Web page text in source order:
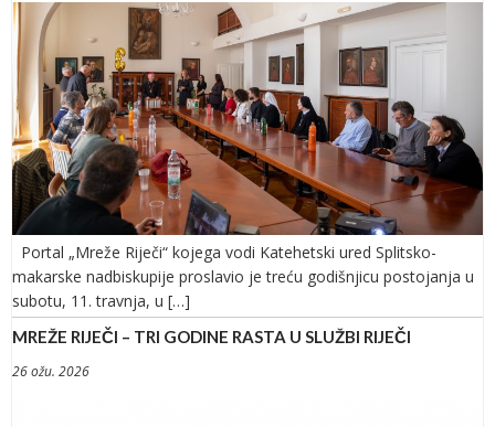
Portal „Mreže Riječi“ kojega vodi Katehetski ured Splitsko-
makarske nadbiskupije proslavio je treću godišnjicu postojanja u
subotu, 11. travnja, u […]
MREŽE RIJEČI – TRI GODINE RASTA U SLUŽBI RIJEČI
26 ožu. 2026